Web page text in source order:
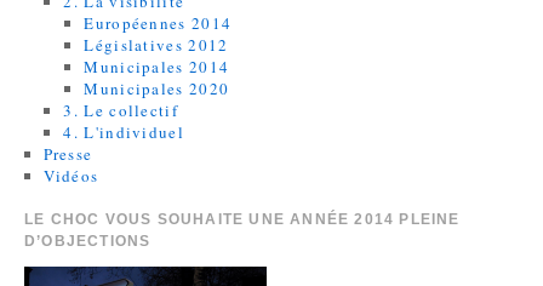
Européennes 2014
Législatives 2012
Municipales 2014
Municipales 2020
3. Le collectif
4. L'individuel
Presse
Vidéos
LE CHOC VOUS SOUHAITE UNE ANNÉE 2014 PLEINE
D’OBJECTIONS